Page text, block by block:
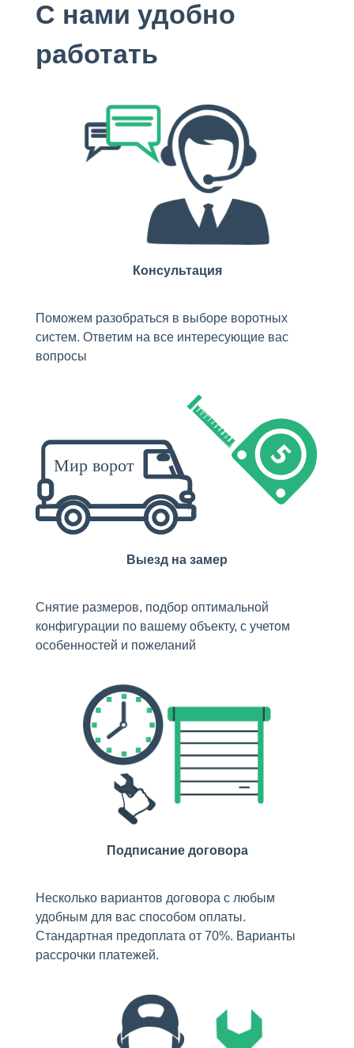
С нами удобно
работать
Консультация
Поможем разобраться в выборе воротных
систем. Ответим на все интересующие вас
вопросы
Выезд на замер
Снятие размеров, подбор оптимальной
конфигурации по вашему объекту, с учетом
особенностей и пожеланий
Подписание договора
Несколько вариантов договора с любым
удобным для вас способом оплаты.
Стандартная предоплата от 70%. Варианты
рассрочки платежей.